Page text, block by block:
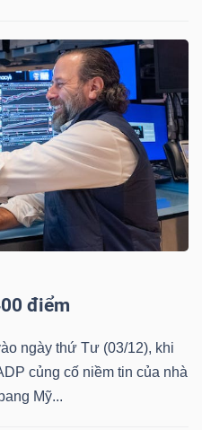
điểm
ngày thứ Tư (03/12), khi
củng cố niềm tin của nhà
Mỹ...